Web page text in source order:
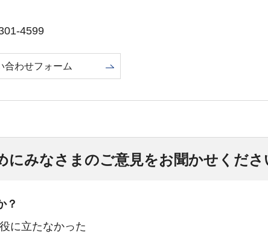
4599
合わせフォーム
にみなさまのご意見をお聞かせくださ
？
に立たなかった